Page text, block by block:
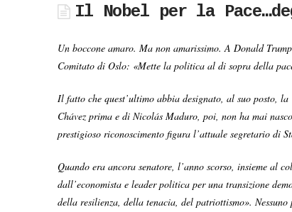
Il Nobel per la
Un boccone amaro. Ma non amarissimo. A Donald
Comitato di Oslo: «Mette la politica al di sopra della
Il fatto che quest’ultimo abbia designato, al suo posto,
Chávez prima e di Nicolás Maduro, poi, non ha mai
prestigioso riconoscimento figura l’attuale segretario di
Quando era ancora senatore, l’anno scorso, insieme al
dall’economista e leader politica per una transizione
della resilienza, della tenacia, del patriottismo».